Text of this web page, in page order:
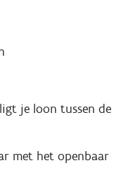
je loon tussen de
met het openbaar